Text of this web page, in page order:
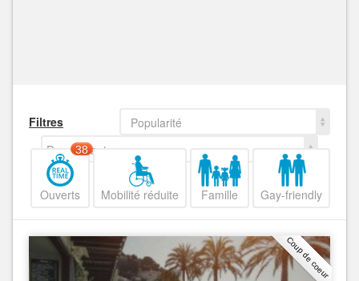
Filtres
Popularité
Decroissant
Ouverts
38
Mobilité réduite Famille Gay-friendly
Coup de coeur